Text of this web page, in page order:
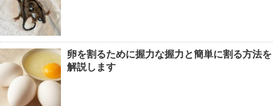
卵を割るために握力な握力と簡単に割る方法を
解説します